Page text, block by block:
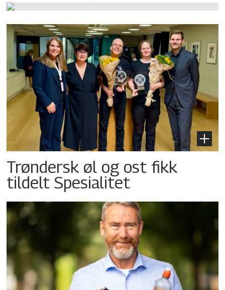
Trøndersk øl og ost fikk
tildelt Spesialitet